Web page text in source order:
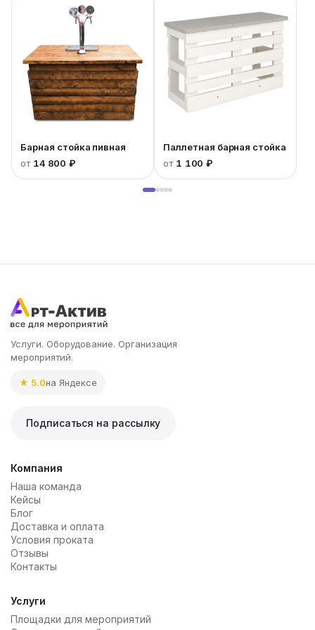
Барная стойка пивная
от 14 800 ₽
Паллетная барная стойка
от 1 100 ₽
Услуги. Оборудование. Организация
мероприятий.
★ 5.0на Яндексе
Подписаться на рассылку
Компания
Наша команда
Кейсы
Блог
Доставка и оплата
Условия проката
Отзывы
Контакты
Услуги
Площадки для мероприятий